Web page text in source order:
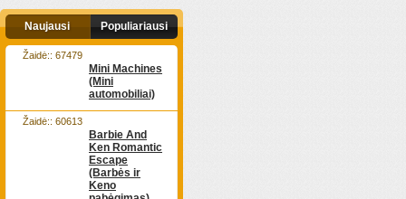
Naujausi Populiariausi
Mini Machines
(Mini
automobiliai)
Žaidė:: 67479
Barbie And
Ken Romantic
Escape
(Barbės ir
Keno
Žaidė:: 60613